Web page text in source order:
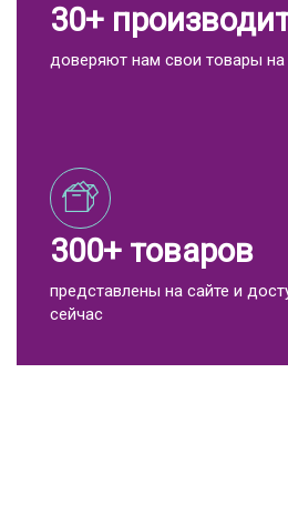
30+
доверяют нам свои товары
300+ товаров
представлены на сайте и
сейчас